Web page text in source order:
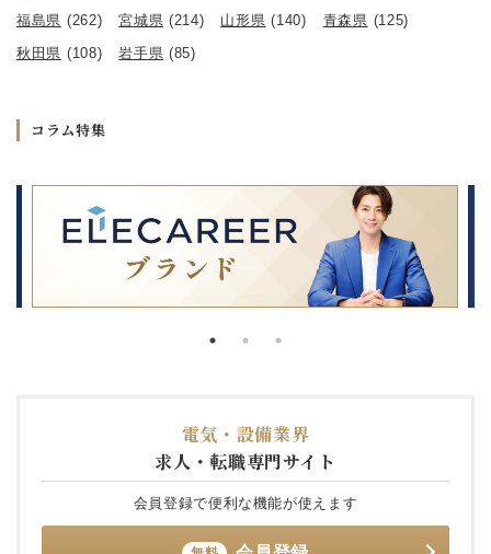
福島県 (262) 宮城県 (214) 山形県 (140) 青森県 (125)
秋田県 (108) 岩手県 (85)
コラム特集
電気・設備業界
求人・転職専門サイト
会員登録で便利な機能が使えます